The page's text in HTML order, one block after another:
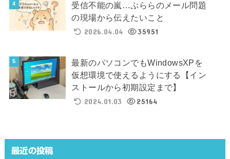
受信不能の嵐…ぷららのメール問題
の現場から伝えたいこと
2026.04.04
35951
最新のパソコンでもWindowsXPを
仮想環境で使えるようにする【イン
ストールから初期設定まで】
2024.01.03
25164
最近の投稿